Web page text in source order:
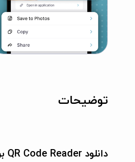
توضیحات
دانلود QR Code Reader برای آیفون